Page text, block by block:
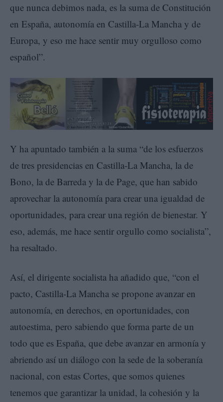
que nunca debimos nada, es la suma de Constitución
en España, autonomía en Castilla-La Mancha y de
Europa, y eso me hace sentir muy orgulloso como
español”.
Y ha apuntado también a la suma “de los esfuerzos
de tres presidencias en Castilla-La Mancha, la de
Bono, la de Barreda y la de Page, que han sabido
aprovechar la autonomía para crear una igualdad de
oportunidades, para crear una región de bienestar. Y
eso, además, me hace sentir orgullo como socialista”,
ha resaltado.
Así, el dirigente socialista ha añadido que, “con el
pacto, Castilla-La Mancha se propone avanzar en
autonomía, en derechos, en oportunidades, con
autoestima, pero sabiendo que forma parte de un
todo que es España, que debe avanzar en armonía y
abriendo así un diálogo con la sede de la soberanía
nacional, con estas Cortes, que somos quienes
tenemos que garantizar la unidad, la cohesión y la